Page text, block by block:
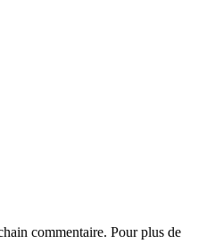
commentaire. Pour plus de